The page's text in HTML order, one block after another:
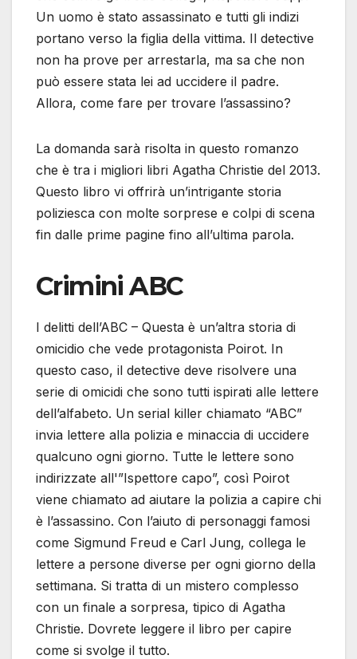
Un uomo è stato assassinato e tutti gli indizi
portano verso la figlia della vittima. Il detective
non ha prove per arrestarla, ma sa che non
può essere stata lei ad uccidere il padre.
Allora, come fare per trovare l’assassino?
La domanda sarà risolta in questo romanzo
che è tra i migliori libri Agatha Christie del 2013.
Questo libro vi offrirà un’intrigante storia
poliziesca con molte sorprese e colpi di scena
fin dalle prime pagine fino all’ultima parola.
Crimini ABC
I delitti dell’ABC – Questa è un’altra storia di
omicidio che vede protagonista Poirot. In
questo caso, il detective deve risolvere una
serie di omicidi che sono tutti ispirati alle lettere
dell’alfabeto. Un serial killer chiamato “ABC”
invia lettere alla polizia e minaccia di uccidere
qualcuno ogni giorno. Tutte le lettere sono
indirizzate all'”Ispettore capo”, così Poirot
viene chiamato ad aiutare la polizia a capire chi
è l’assassino. Con l’aiuto di personaggi famosi
come Sigmund Freud e Carl Jung, collega le
lettere a persone diverse per ogni giorno della
settimana. Si tratta di un mistero complesso
con un finale a sorpresa, tipico di Agatha
Christie. Dovrete leggere il libro per capire
come si svolge il tutto.